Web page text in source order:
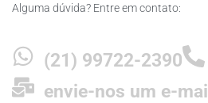
Alguma dúvida? Entre em contato:
(21) 99722-2390
envie-nos um e-mail